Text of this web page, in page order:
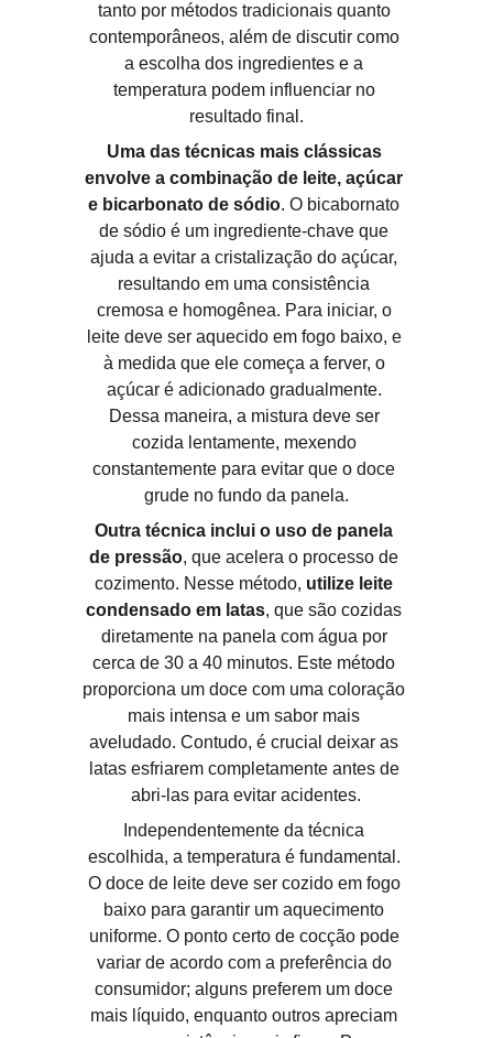
tanto por métodos tradicionais quanto
contemporâneos, além de discutir como
a escolha dos ingredientes e a
temperatura podem influenciar no
resultado final.
Uma das técnicas mais clássicas
envolve a combinação de leite, açúcar
e bicarbonato de sódio. O bicabornato
de sódio é um ingrediente-chave que
ajuda a evitar a cristalização do açúcar,
resultando em uma consistência
cremosa e homogênea. Para iniciar, o
leite deve ser aquecido em fogo baixo, e
à medida que ele começa a ferver, o
açúcar é adicionado gradualmente.
Dessa maneira, a mistura deve ser
cozida lentamente, mexendo
constantemente para evitar que o doce
grude no fundo da panela.
Outra técnica inclui o uso de panela
de pressão, que acelera o processo de
cozimento. Nesse método, utilize leite
condensado em latas, que são cozidas
diretamente na panela com água por
cerca de 30 a 40 minutos. Este método
proporciona um doce com uma coloração
mais intensa e um sabor mais
aveludado. Contudo, é crucial deixar as
latas esfriarem completamente antes de
abri-las para evitar acidentes.
Independentemente da técnica
escolhida, a temperatura é fundamental.
O doce de leite deve ser cozido em fogo
baixo para garantir um aquecimento
uniforme. O ponto certo de cocção pode
variar de acordo com a preferência do
consumidor; alguns preferem um doce
mais líquido, enquanto outros apreciam